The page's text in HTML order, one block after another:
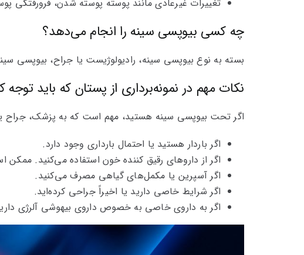
تغییرات غیرعادی مانند پوسته پوسته شدن، فرورفتگی
چه کسی بیوپسی سینه را انجام می‌دهد؟
بسته به نوع بیوپسی سینه، رادیولوژیست یا جراح، بیوپسی
نکات مهم در نمونه‌برداری از پستان که باید توجه
اگر تحت بیوپسی سینه هستید، مهم است که به پزشک، جراح یا
اگر باردار هستید یا احتمال بارداری وجود دارد.
اگر از داروهای رقیق کننده خون استفاده می‌کنید. ممکن
اگر آسپرین یا مکمل‌های گیاهی مصرف می‌کنید.
اگر شرایط خاصی دارید یا اخیراً جراحی کرده‌اید.
اگر به داروی خاصی به خصوص داروی بیهوشی آلرژی